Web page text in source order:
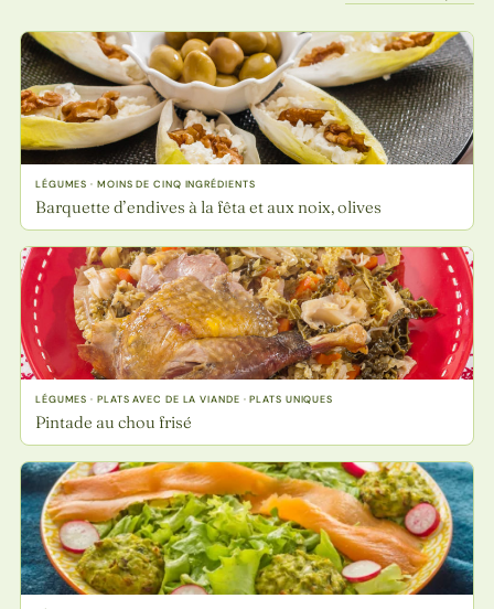
LÉGUMES · MOINS DE CINQ INGRÉDIENTS
Barquette d’endives à la fêta et aux noix, olives
LÉGUMES · PLATS AVEC DE LA VIANDE · PLATS UNIQUES
Pintade au chou frisé